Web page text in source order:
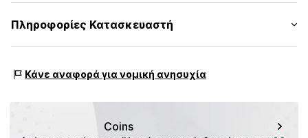
Αριθμός Αντικειμένου. CMM99o9001000002
Πίνακας μεγεθών
Υλικό: 80% Βισκόζη (LENZING™ ECOVERO™), 20%
Χώρα προέλευσης: Κίνα
Πληροφορίες Κατασκευαστή
DE-97228 Rottendorf
Κάνε αναφορά για νομική ανησυχία
Coins